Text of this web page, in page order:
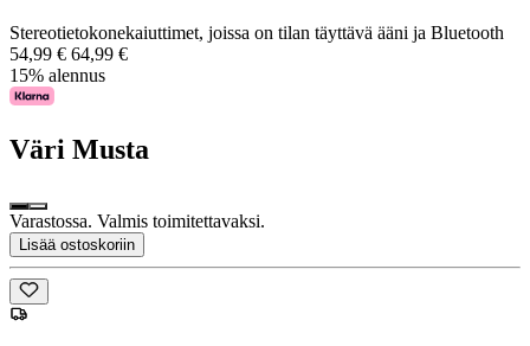
Stereotietokonekaiuttimet, joissa on tilan täyttävä ääni ja Bluetooth
54,99 € 64,99 €
15% alennus
Väri Musta
Varastossa. Valmis toimitettavaksi.
Lisää ostoskoriin